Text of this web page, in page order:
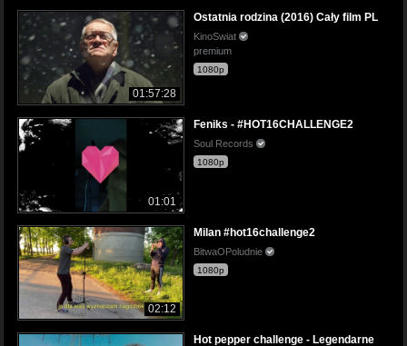
01:57:28
Ostatnia rodzina (2016) Cały film PL
KinoSwiat
premium
1080p
01:01
Feniks - #HOT16CHALLENGE2
Soul Records
1080p
02:12
Milan #hot16challenge2
BitwaOPoludnie
1080p
Hot pepper challenge - Legendarne